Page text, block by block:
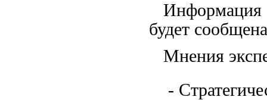
Информация
будет
Мнения
-